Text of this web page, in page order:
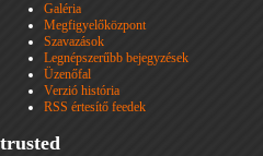
Galéria
Megfigyelőközpont
Szavazások
Legnépszerűbb bejegyzések
Üzenőfal
Verzió história
RSS értesítő feedek
trusted